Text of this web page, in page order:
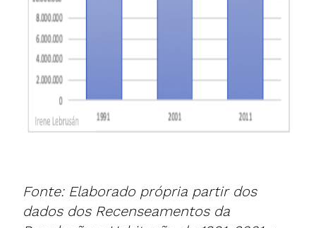
Fonte: Elaborado própria partir dos
dados dos Recenseamentos da